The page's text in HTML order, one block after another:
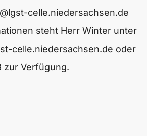
celle.niedersachsen.de
steht Herr Winter unter
celle.niedersachsen.de oder
zur Verfügung.